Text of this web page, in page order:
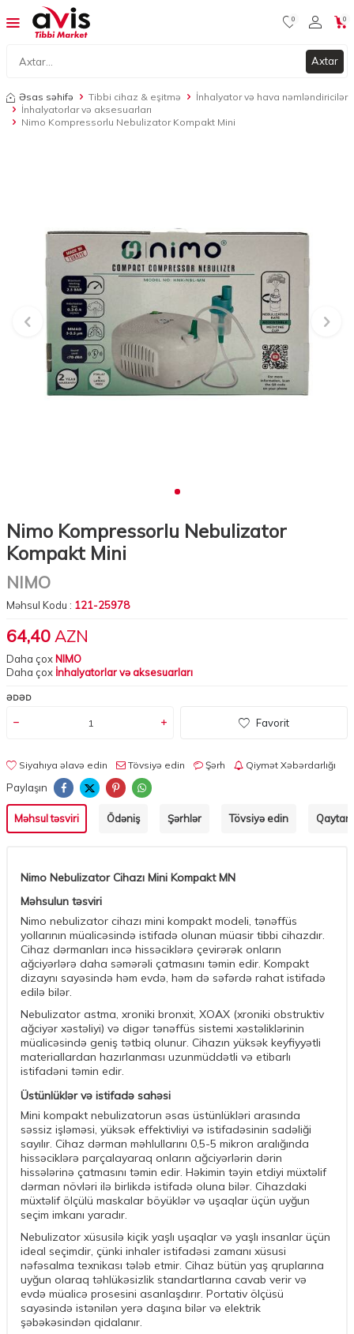
Axtar
0 0
Əsas səhifə Tibbi cihaz & eşitmə
İnhalyator və hava nəmləndiricilər
İnhalyatorlar və aksesuarları
Nimo Kompressorlu Nebulizator Kompakt Mini
Nimo Kompressorlu Nebulizator
Kompakt Mini
NIMO
Məhsul Kodu : 121-25978
64,40 AZN
Daha çox NIMO
Daha çox İnhalyatorlar və aksesuarları
ƏDƏD
Favorit
Siyahıya əlavə edin Tövsiyə edin Şərh Qiymət Xəbərdarlığı
Paylaşın
Məhsul təsviri Ödəniş Şərhlər Tövsiyə edin
Nimo Nebulizator Cihazı Mini Kompakt MN
Məhsulun təsviri
Nimo nebulizator cihazı mini kompakt modeli, tənəffüs
yollarının müalicəsində istifadə olunan müasir tibbi cihazdır.
Cihaz dərmanları incə hissəciklərə çevirərək onların
ağciyərlərə daha səmərəli çatmasını təmin edir. Kompakt
dizaynı sayəsində həm evdə, həm də səfərdə rahat istifadə
edilə bilər.
Nebulizator astma, xroniki bronxit, XOAX (xroniki obstruktiv
ağciyər xəstəliyi) və digər tənəffüs sistemi xəstəliklərinin
müalicəsində geniş tətbiq olunur. Cihazın yüksək keyfiyyətli
materiallardan hazırlanması uzunmüddətli və etibarlı
istifadəni təmin edir.
Üstünlüklər və istifadə sahəsi
Mini kompakt nebulizatorun əsas üstünlükləri arasında
səssiz işləməsi, yüksək effektivliyi və istifadəsinin sadəliği
sayılır. Cihaz dərman məhlullarını 0,5-5 mikron aralığında
hissəciklərə parçalayaraq onların ağciyərlərin dərin
hissələrinə çatmasını təmin edir. Həkimin təyin etdiyi müxtəlif
dərman növləri ilə birlikdə istifadə oluna bilər. Cihazdaki
müxtəlif ölçülü maskalar böyüklər və uşaqlar üçün uyğun
seçim imkanı yaradır.
Nebulizator xüsusilə kiçik yaşlı uşaqlar və yaşlı insanlar üçün
ideal seçimdir, çünki inhaler istifadəsi zamanı xüsusi
nəfəsalma texnikası tələb etmir. Cihaz bütün yaş qruplarına
uyğun olaraq təhlükəsizlik standartlarına cavab verir və
evdə müalicə prosesini asanlaşdırır. Portativ ölçüsü
sayəsində istənilən yerə daşına bilər və elektrik
şəbəkəsindən qidalanır.